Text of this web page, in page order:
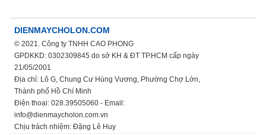
DIENMAYCHOLON.COM
© 2021. Công ty TNHH CAO PHONG
GPDKKD: 0302309845 do sở KH & ĐT TP.HCM cấp ngày
21/05/2001
Địa chỉ: Lô G, Chung Cư Hùng Vương, Phường Chợ Lớn,
Thành phố Hồ Chí Minh
Điện thoại: 028.39505060 - Email:
info@dienmaycholon.com.vn
Chịu trách nhiệm: Đặng Lê Huy